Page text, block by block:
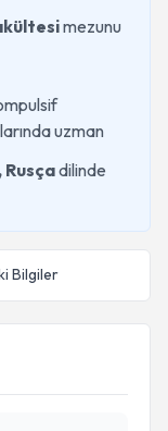
mezunu
uzman
dilinde
Bilgiler